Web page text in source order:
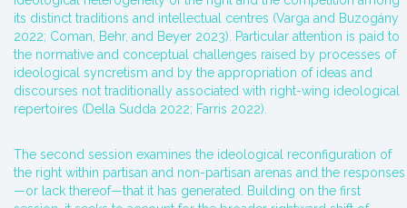
its distinct traditions and intellectual centres (Varga and Buzogány
2022; Coman, Behr, and Beyer 2023). Particular attention is paid to
the normative and conceptual challenges raised by processes of
ideological syncretism and by the appropriation of ideas and
discourses not traditionally associated with right-wing ideological
repertoires (Della Sudda 2022; Farris 2022).
The second session examines the ideological reconfiguration of
the right within partisan and non-partisan arenas and the responses
—or lack thereof—that it has generated. Building on the first